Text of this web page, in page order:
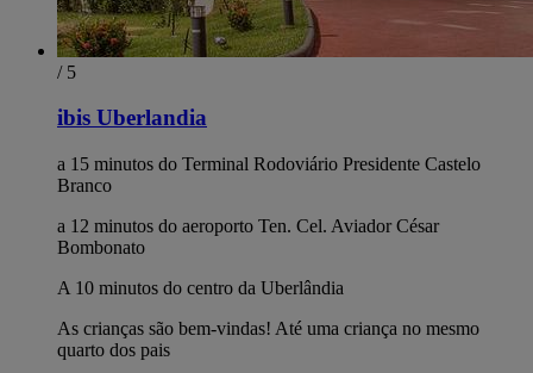
/ 5
ibis Uberlandia
a 15 minutos do Terminal Rodoviário Presidente Castelo
Branco
a 12 minutos do aeroporto Ten. Cel. Aviador César
Bombonato
A 10 minutos do centro da Uberlândia
As crianças são bem-vindas! Até uma criança no mesmo
quarto dos pais